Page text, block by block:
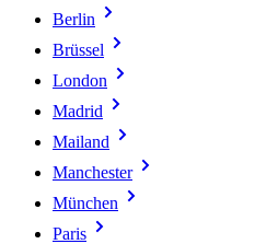
Berlin
Brüssel
London
Madrid
Mailand
Manchester
München
Paris